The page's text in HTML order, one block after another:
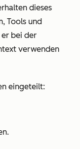
dieses
Tools und
er bei der
verwenden
eingeteilt: